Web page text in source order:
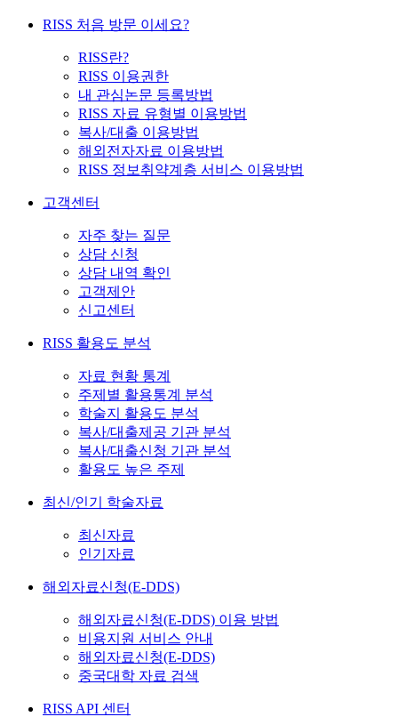
RISS 처음 방문 이세요?
RISS란?
RISS 이용권한
내 관심논문 등록방법
RISS 자료 유형별 이용방법
복사/대출 이용방법
해외전자자료 이용방법
RISS 정보취약계층 서비스 이용방법
고객센터
자주 찾는 질문
상담 신청
상담 내역 확인
고객제안
신고센터
RISS 활용도 분석
자료 현황 통계
주제별 활용통계 분석
학술지 활용도 분석
복사/대출제공 기관 분석
복사/대출신청 기관 분석
활용도 높은 주제
최신/인기 학술자료
최신자료
인기자료
해외자료신청(E-DDS)
해외자료신청(E-DDS) 이용 방법
비용지원 서비스 안내
해외자료신청(E-DDS)
중국대학 자료 검색
RISS API 센터